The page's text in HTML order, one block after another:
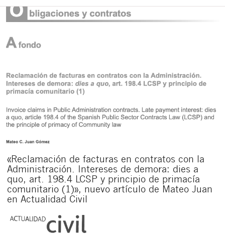
«Reclamación de facturas en contratos con la
Administración. Intereses de demora: dies a
quo, art. 198.4 LCSP y principio de primacía
comunitario (1)», nuevo artículo de Mateo Juan
en Actualidad Civil